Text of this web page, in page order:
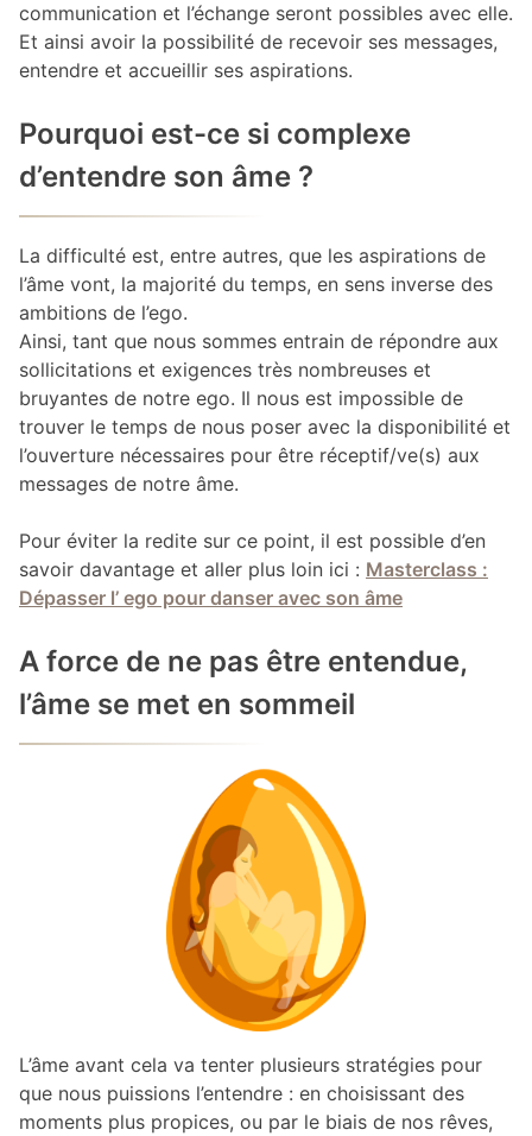
communication et l’échange seront possibles avec elle.
Et ainsi avoir la possibilité de recevoir ses messages,
entendre et accueillir ses aspirations.
Pourquoi est-ce si complexe
d’entendre son âme ?
La difficulté est, entre autres, que les aspirations de
l’âme vont, la majorité du temps, en sens inverse des
ambitions de l’ego.
Ainsi, tant que nous sommes entrain de répondre aux
sollicitations et exigences très nombreuses et
bruyantes de notre ego. Il nous est impossible de
trouver le temps de nous poser avec la disponibilité et
l’ouverture nécessaires pour être réceptif/ve(s) aux
messages de notre âme.
Pour éviter la redite sur ce point, il est possible d’en
savoir davantage et aller plus loin ici : Masterclass :
Dépasser l’ ego pour danser avec son âme
A force de ne pas être entendue,
l’âme se met en sommeil
L’âme avant cela va tenter plusieurs stratégies pour
que nous puissions l’entendre : en choisissant des
moments plus propices, ou par le biais de nos rêves,